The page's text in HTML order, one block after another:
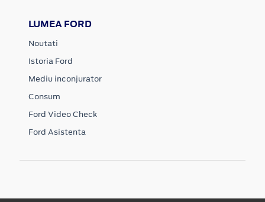
LUMEA FORD
Noutati
Istoria Ford
Mediu inconjurator
Consum
Ford Video Check
Ford Asistenta